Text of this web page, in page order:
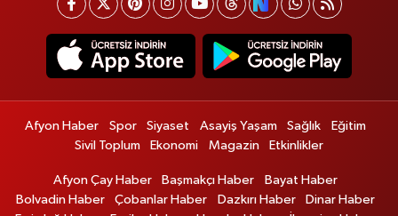
Afyon Haber Spor Siyaset Asayiş Yaşam Sağlık
Eğitim
Sivil Toplum
Ekonomi Magazin Etkinlikler
Afyon Çay Haber Başmakçı Haber
Bayat Haber
Bolvadin Haber
Çobanlar Haber Dazkırı Haber
Dinar Haber